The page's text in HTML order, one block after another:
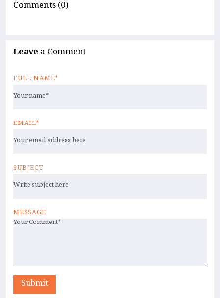
Comments (0)
Leave a Comment
FULL NAME*
EMAIL*
SUBJECT
MESSAGE
Submit